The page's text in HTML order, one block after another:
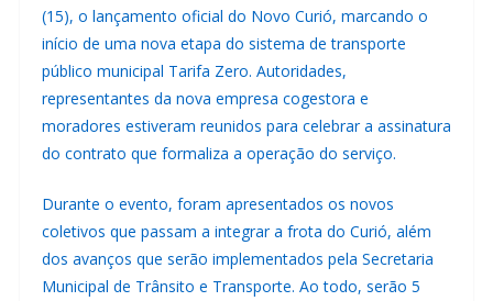
(15), o lançamento oficial do Novo Curió, marcando o
início de uma nova etapa do sistema de transporte
público municipal Tarifa Zero. Autoridades,
representantes da nova empresa cogestora e
moradores estiveram reunidos para celebrar a assinatura
do contrato que formaliza a operação do serviço.
Durante o evento, foram apresentados os novos
coletivos que passam a integrar a frota do Curió, além
dos avanços que serão implementados pela Secretaria
Municipal de Trânsito e Transporte. Ao todo, serão 5